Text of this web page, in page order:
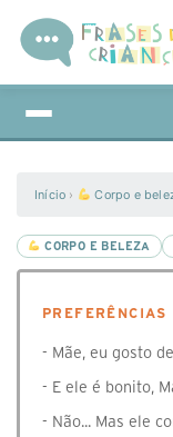
Início › Corpo e
CORPO E BELEZA
PREFERÊNCIAS
- Mãe, eu gosto
- E ele é bonito,
- Não... Mas ele